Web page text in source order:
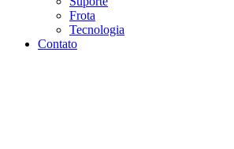
Frota
Tecnologia
Contato